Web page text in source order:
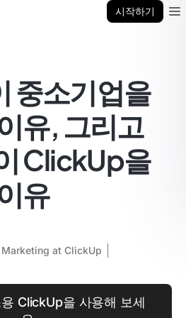
시작하기
중소기업을
유, 그리고
ClickUp을
유
Marketing at ClickUp
ClickUp을 사용해 보세